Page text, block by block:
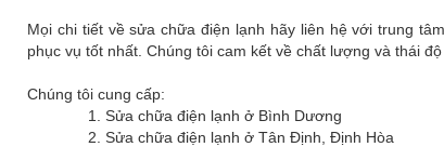
Mọi chi tiết về sửa chữa điện lạnh hãy liên hệ với trung
phục vụ tốt nhất. Chúng tôi cam kết về chất lượng và thái độ
Chúng tôi cung cấp:
1. Sửa chữa điện lạnh ở Bình Dương
2. Sửa chữa điện lạnh ở Tân Định, Định Hòa